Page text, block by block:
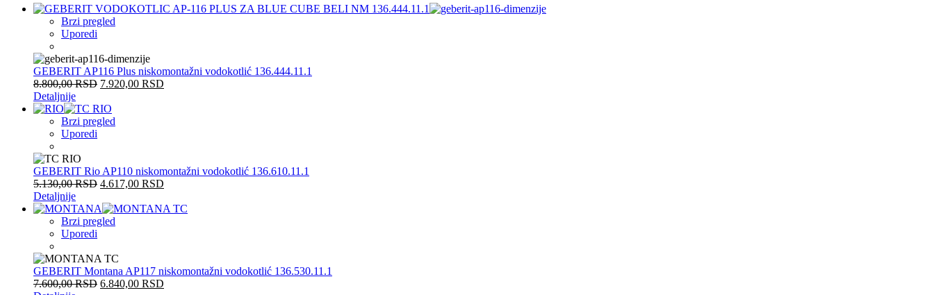
Brzi pregled
Uporedi
GEBERIT AP116 Plus niskomontažni vodokotlić 136.444.11.1
8.800,00RSD 7.920,00 RSD
Detaljnije
Brzi pregled
Uporedi
GEBERIT Rio AP110 niskomontažni vodokotlić 136.610.11.1
5.130,00RSD 4.617,00 RSD
Detaljnije
Brzi pregled
Uporedi
GEBERIT Montana AP117 niskomontažni vodokotlić 136.530.11.1
7.600,00RSD 6.840,00 RSD